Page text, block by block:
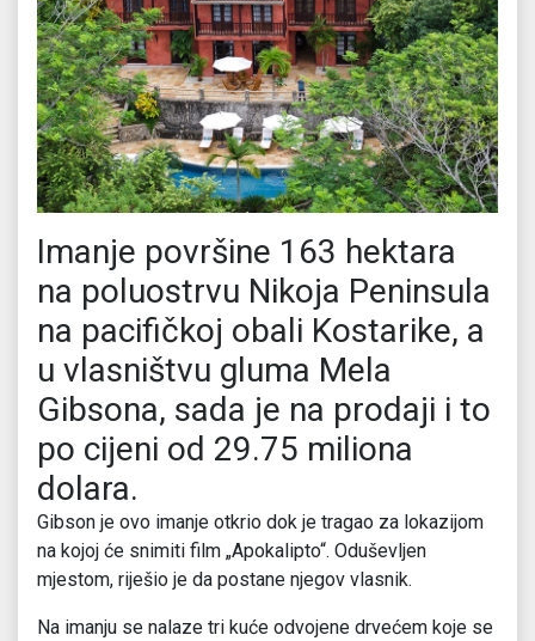
Imanje površine 163 hektara
na poluostrvu Nikoja Peninsula
na pacifičkoj obali Kostarike, a
u vlasništvu gluma Mela
Gibsona, sada je na prodaji i to
po cijeni od 29.75 miliona
dolara.
Gibson je ovo imanje otkrio dok je tragao za lokazijom
na kojoj će snimiti film „Apokalipto“. Oduševljen
mjestom, riješio je da postane njegov vlasnik.
Na imanju se nalaze tri kuće odvojene drvećem koje se